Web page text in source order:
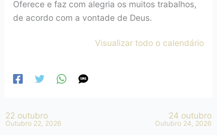
Oferece e faz com alegria os muitos trabalhos,
de acordo com a vontade de Deus.
Visualizar todo o calendário
22 outubro
Outubro 22, 2026
24 outubro
Outubro 24, 2026